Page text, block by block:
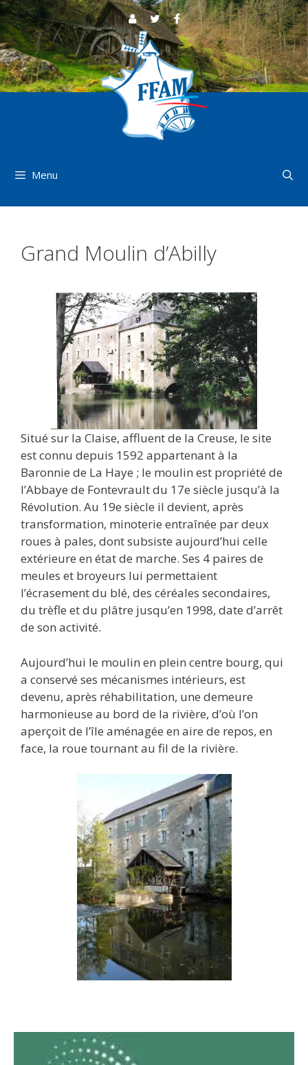
Aller
au
contenu
Menu
Grand Moulin d’Abilly
Situé sur la Claise, affluent de la Creuse, le site
est connu depuis 1592 appartenant à la
Baronnie de La Haye ; le moulin est propriété de
l’Abbaye de Fontevrault du 17e siècle jusqu’à la
Révolution. Au 19e siècle il devient, après
transformation, minoterie entraînée par deux
roues à pales, dont subsiste aujourd’hui celle
extérieure en état de marche. Ses 4 paires de
meules et broyeurs lui permettaient
l’écrasement du blé, des céréales secondaires,
du trèfle et du plâtre jusqu’en 1998, date d’arrêt
de son activité.
Aujourd’hui le moulin en plein centre bourg, qui
a conservé ses mécanismes intérieurs, est
devenu, après réhabilitation, une demeure
harmonieuse au bord de la rivière, d’où l’on
aperçoit de l’île aménagée en aire de repos, en
face, la roue tournant au fil de la rivière.